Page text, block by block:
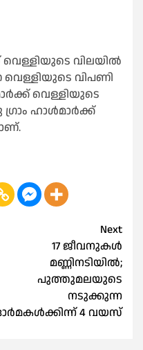
വിലയിൽ
വെള്ളിയുടെ വിപണി
വെള്ളിയുടെ
ഗ്രാം ഹാൾമാർക്ക്
Next
17 ജീവനുകള്‍
മണ്ണിനടിയില്‍;
പുത്തുമലയുടെ
നടുക്കുന്ന
4 വയസ്